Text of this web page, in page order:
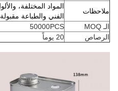
ملاحظات
المواد المختلفة،
الفني والطباعة
الـ MOQ
50000PCS
الرصاص
20 يوماً